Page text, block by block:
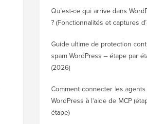
Qu'est-ce qui arrive dans
? (Fonctionnalités et captures
Guide ultime de protection
spam WordPress – étape par
(2026)
Comment connecter les agents
WordPress à l'aide de MCP
étape)